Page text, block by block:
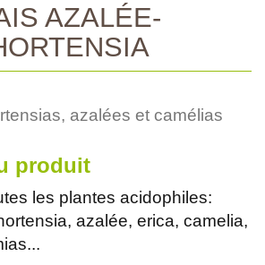
AZALÉE-
azalées et camélias
produit
les plantes acidophiles:
azalée, erica, camelia,